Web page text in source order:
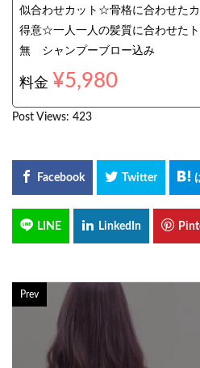
似合わせカット☆骨格に合わせた
得意☆一人一人の髪質に合わせた
無 シャンプーブロー込み
料金 ¥5,980
Post Views: 423
Prev